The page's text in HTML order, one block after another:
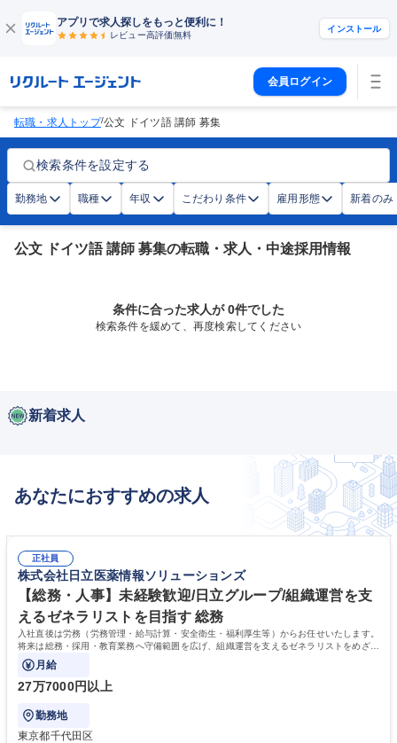
アプリで求人探しをもっと便利に！
レビュー高評価無料
インストール
会員ログイン
転職・求人トップ/公文 ドイツ語 講師 募集
検索条件を設定する
勤務地 職種 年収 こだわり条件 雇用形態 新着のみ
公文 ドイツ語 講師 募集の転職・求人・中途採用情報
条件に合った求人が 0件でした
検索条件を緩めて、再度検索してください
新着求人
あなたにおすすめの求人
正社員
株式会社日立医薬情報ソリューションズ
【総務・人事】未経験歓迎/日立グループ/組織運営を支
えるゼネラリストを目指す 総務
入社直後は労務（労務管理・給与計算・安全衛生・福利厚生等）からお任せいたします。
将来は総務・採用・教育業務へ守備範囲を広げ、組織運営を支えるゼネラリストをめざせ
ます。
月給
27万7000円以上
勤務地
東京都千代田区